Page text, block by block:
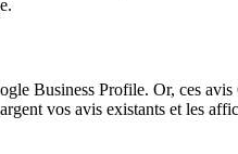
Business Profile. Or, ces
vos avis existants et les